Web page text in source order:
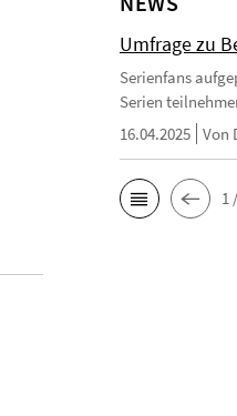
Umfrage zu
Serienfans
Serien
16.04.2025 Von
1